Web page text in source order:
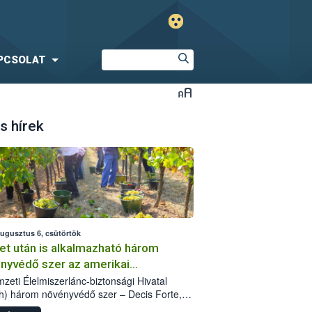
hírek
6, csütörtök
után is alkalmazható három
szer az amerikai
ellen
Élelmiszerlánc-biztonsági Hivatal
három növényvédő szer – Decis Forte,
24 EW, Oroganic – engedélyokiratát